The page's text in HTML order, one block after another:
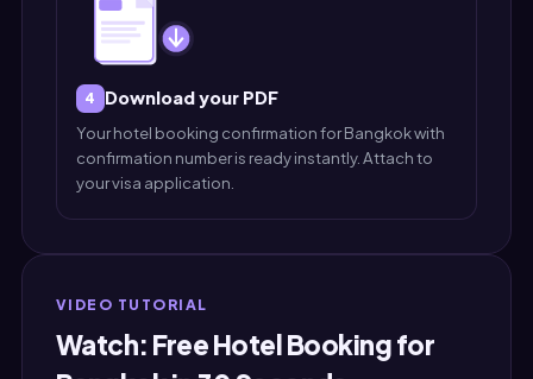
4 Download your PDF
Your hotel booking confirmation for Bangkok with
confirmation number is ready instantly. Attach to
your visa application.
VIDEO TUTORIAL
Watch: Free Hotel Booking for